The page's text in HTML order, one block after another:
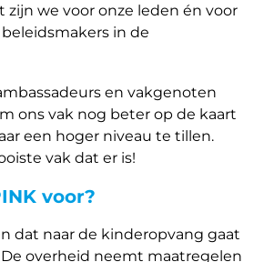
zijn we voor onze leden én voor
in de
en vakgenoten
ons vak nog beter op de kaart
een hoger niveau te tillen.
vak dat er is!
voor?
dat naar de kinderopvang gaat
overheid neemt maatregelen